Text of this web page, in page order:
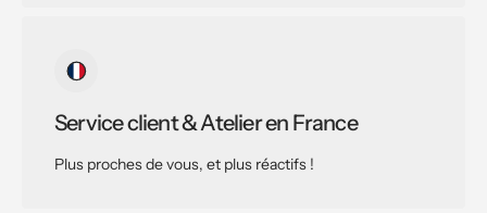
Service client & Atelier en France
Plus proches de vous, et plus réactifs !